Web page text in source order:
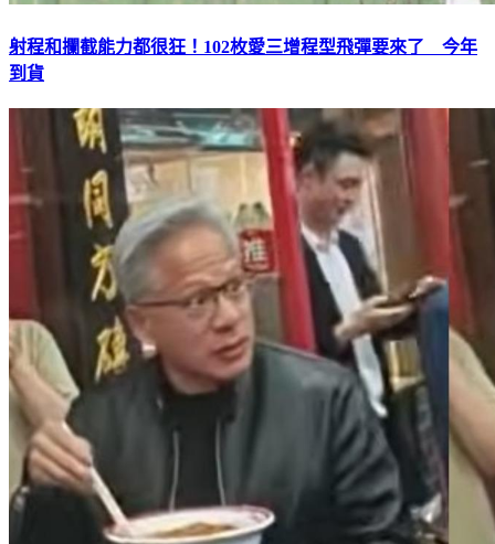
射程和攔截能力都很狂！102枚愛三增程型飛彈要來了 今年
到貨